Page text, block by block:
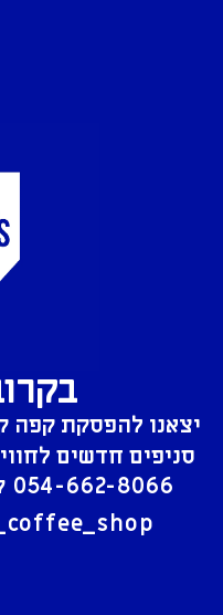
יצאנו להפסקת קפה
סניפים חדשים
054-662-8066